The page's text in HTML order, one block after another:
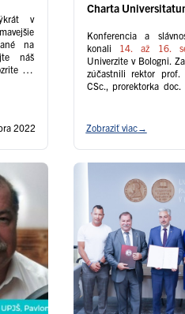
v
na
náš
sa,
2022
Charta
Konferencia a
konali 14. až 16.
Univerzite v Bologni.
zúčastnili rektor prof.
CSc., prorektorka
Zobraziť viac→